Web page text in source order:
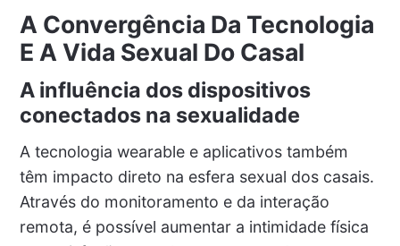
A Convergência Da Tecnologia
E A Vida Sexual Do Casal
A influência dos dispositivos
conectados na sexualidade
A tecnologia wearable e aplicativos também
têm impacto direto na esfera sexual dos casais.
Através do monitoramento e da interação
remota, é possível aumentar a intimidade física